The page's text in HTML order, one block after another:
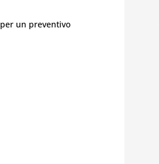
per un preventivo